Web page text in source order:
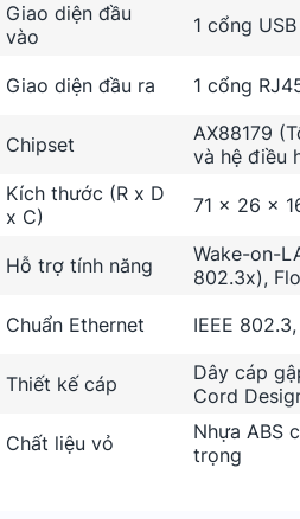
Giao diện đầu
vào
1 cổng
Giao diện đầu ra 1 cổng
Chipset
AX88179
và hệ điều
Kích thước (R x D
x C)
71 x 26 x
Hỗ trợ tính năng
Wake-on-
802.3x),
Chuẩn Ethernet
IEEE
Thiết kế cáp
Dây cáp
Cord
Chất liệu vỏ
Nhựa ABS
trọng